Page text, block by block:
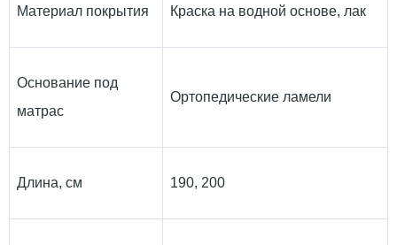
Материал покрытия Краска на водной основе, лак
Основание под
матрас
Ортопедические ламели
Длина, см 190, 200